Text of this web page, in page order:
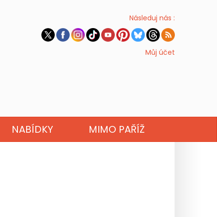
Následuj nás :
Můj účet
NABÍDKY MIMO PAŘÍŽ